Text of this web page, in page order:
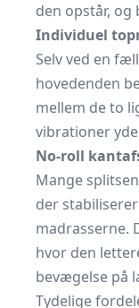
den opstår, og
Individuel
Selv ved en
hovedenden
mellem de to
vibrationer
No-roll
Mange
der
madrasserne.
hvor den
bevægelse på
Tydelige